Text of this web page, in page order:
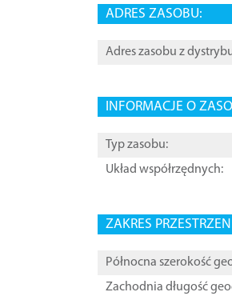
ADRES ZASOBU:
Adres zasobu z
INFORMACJE O
Typ zasobu:
Układ współrzędnych:
ZAKRES
Północna szerokość
Zachodnia długość